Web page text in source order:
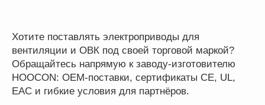
Хотите поставлять электроприводы для
вентиляции и ОВК под своей торговой маркой?
Обращайтесь напрямую к заводу-изготовителю
HOOCON: OEM-поставки, сертификаты CE, UL,
EAC и гибкие условия для партнёров.
© ООО Хогон 2026г.